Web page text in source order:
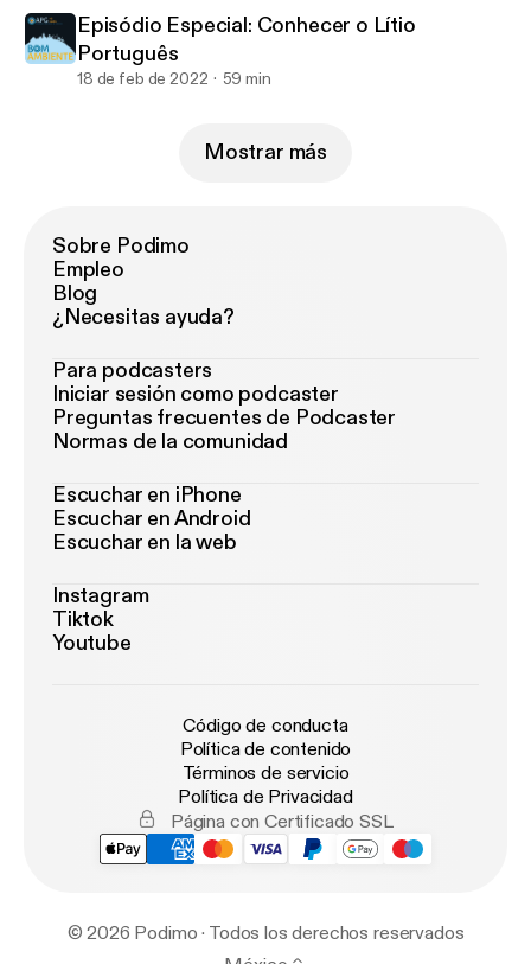
Episódio Especial: Conhecer o Lítio
Português
18 de feb de 2022 59 min
Mostrar más
Sobre Podimo
Empleo
Blog
¿Necesitas ayuda?
Para podcasters
Iniciar sesión como podcaster
Preguntas frecuentes de Podcaster
Normas de la comunidad
Escuchar en iPhone
Escuchar en Android
Escuchar en la web
Instagram
Tiktok
Youtube
Código de conducta
Política de contenido
Términos de servicio
Política de Privacidad
Página con Certificado SSL
© 2026 Podimo · Todos los derechos reservados